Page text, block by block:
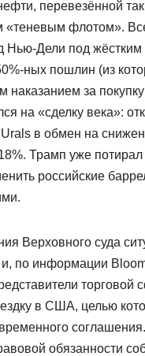
перевезённой так
флотом».
Нью-Дели под жёстким
ных пошлин (из
наказанием за
на «сделку века»:
Urals в обмен на
Трамп уже потирал
российские
Верховного суда
и, по информации
торговой
в США, целью
обязанности